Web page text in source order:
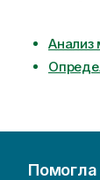
Анализ
Помогла